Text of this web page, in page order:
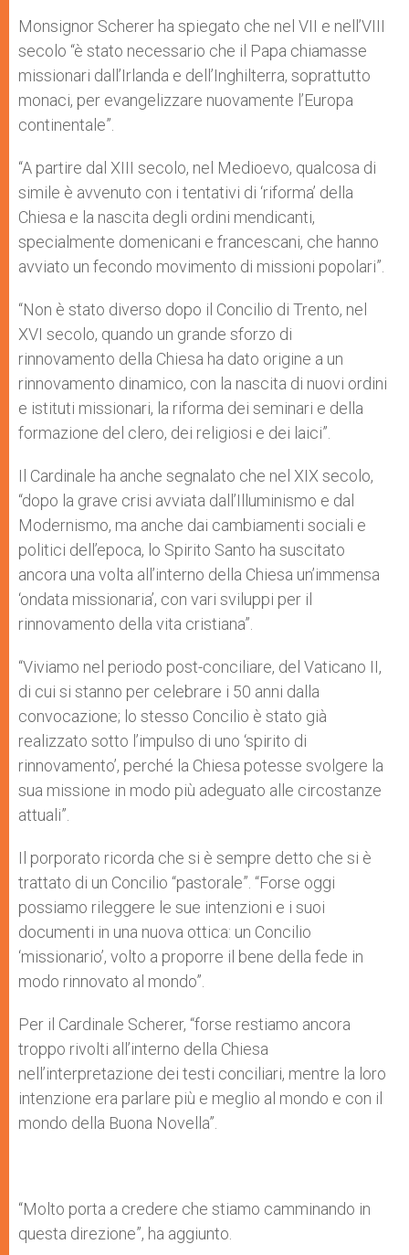
Monsignor Scherer ha spiegato che nel VII e nell’VIII
secolo “è stato necessario che il Papa chiamasse
missionari dall’Irlanda e dell’Inghilterra, soprattutto
monaci, per evangelizzare nuovamente l’Europa
continentale”.
“A partire dal XIII secolo, nel Medioevo, qualcosa di
simile è avvenuto con i tentativi di ‘riforma’ della
Chiesa e la nascita degli ordini mendicanti,
specialmente domenicani e francescani, che hanno
avviato un fecondo movimento di missioni popolari”.
“Non è stato diverso dopo il Concilio di Trento, nel
XVI secolo, quando un grande sforzo di
rinnovamento della Chiesa ha dato origine a un
rinnovamento dinamico, con la nascita di nuovi ordini
e istituti missionari, la riforma dei seminari e della
formazione del clero, dei religiosi e dei laici”.
Il Cardinale ha anche segnalato che nel XIX secolo,
“dopo la grave crisi avviata dall’Illuminismo e dal
Modernismo, ma anche dai cambiamenti sociali e
politici dell’epoca, lo Spirito Santo ha suscitato
ancora una volta all’interno della Chiesa un’immensa
‘ondata missionaria’, con vari sviluppi per il
rinnovamento della vita cristiana”.
“Viviamo nel periodo post-conciliare, del Vaticano II,
di cui si stanno per celebrare i 50 anni dalla
convocazione; lo stesso Concilio è stato già
realizzato sotto l’impulso di uno ‘spirito di
rinnovamento’, perché la Chiesa potesse svolgere la
sua missione in modo più adeguato alle circostanze
attuali”.
Il porporato ricorda che si è sempre detto che si è
trattato di un Concilio “pastorale”. “Forse oggi
possiamo rileggere le sue intenzioni e i suoi
documenti in una nuova ottica: un Concilio
‘missionario’, volto a proporre il bene della fede in
modo rinnovato al mondo”.
Per il Cardinale Scherer, “forse restiamo ancora
troppo rivolti all’interno della Chiesa
nell’interpretazione dei testi conciliari, mentre la loro
intenzione era parlare più e meglio al mondo e con il
mondo della Buona Novella”.
“Molto porta a credere che stiamo camminando in
questa direzione”, ha aggiunto.